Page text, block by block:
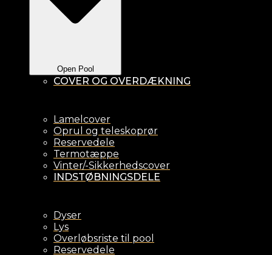
Open Pool
COVER OG OVERDÆKNING
Lamelcover
Oprul og teleskoprør
Reservedele
Termotæppe
Vinter/-Sikkerhedscover
INDSTØBNINGSDELE
Dyser
Lys
Overløbsriste til pool
Reservedele